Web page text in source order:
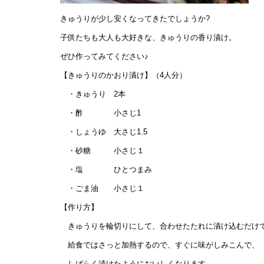
きゅうりが少し安くなってきたでしょうか?
子供たちも大人も大好きな、きゅうりの香り漬け。
ぜひ作ってみてください♪
【きゅうりのかおり漬け】（4人分）
・きゅうり 2本
・酢 小さじ1
・しょうゆ 大さじ1.5
・砂糖 小さじ１
・塩 ひとつまみ
・ごま油 小さじ１
【作り方】
きゅうりを輪切りにして、合わせたたれに漬け込むだけ
給食ではさっと加熱するので、すぐに味がしみこんで、